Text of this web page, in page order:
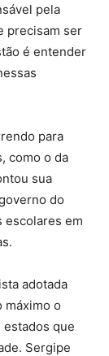
pela
precisam ser
é entender
para
como o da
sua
do
escolares em
adotada
máximo o
estados que
Sergipe